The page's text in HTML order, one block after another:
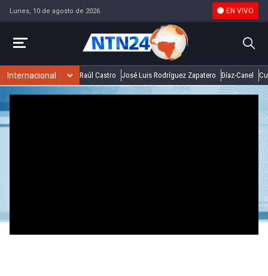
Lunes, 10 de agosto de 2026 EN VIVO
Raúl Castro José Luis Rodríguez Zapatero Díaz-Canel